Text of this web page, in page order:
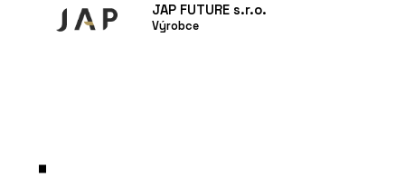
JAP FUTURE s.r.o.
Výrobce